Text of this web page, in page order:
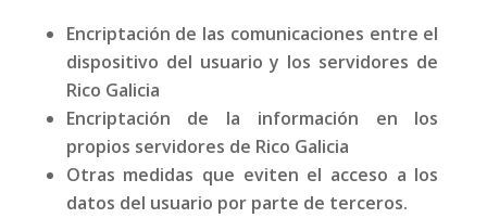
Encriptación de las comunicaciones entre el
dispositivo del usuario y los servidores de
Rico Galicia
Encriptación de la información en los
propios servidores de Rico Galicia
Otras medidas que eviten el acceso a los
datos del usuario por parte de terceros.